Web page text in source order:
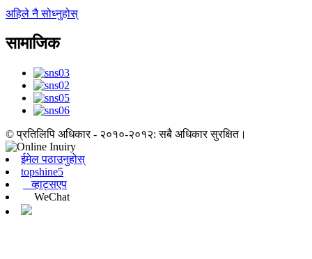
अहिले नै सोध्नुहोस्
सामाजिक
© प्रतिलिपि अधिकार - २०१०-२०१२: सबै अधिकार सुरक्षित।
ईमेल पठाउनुहोस्
topshine5
व्हाट्सएप
WeChat